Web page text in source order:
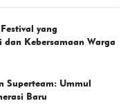
yang
Kebersamaan Warga
Superteam: Ummul
Baru